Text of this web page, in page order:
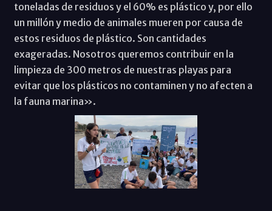
toneladas de residuos y el 60% es plástico y, por ello
un millón y medio de animales mueren por causa de
estos residuos de plástico. Son cantidades
exageradas. Nosotros queremos contribuir en la
limpieza de 300 metros de nuestras playas para
evitar que los plásticos no contaminen y no afecten a
la fauna marina».